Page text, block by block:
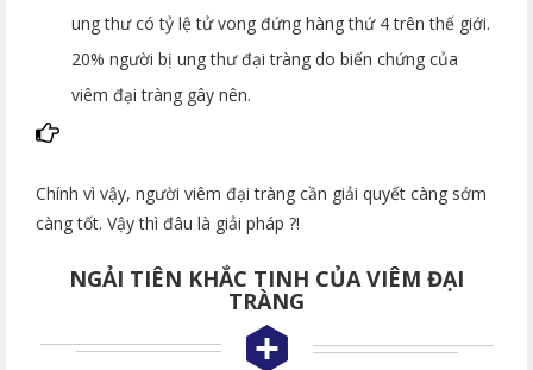
ung thư có tỷ lệ tử vong đứng hàng thứ 4 trên thế giới.
20% người bị ung thư đại tràng do biến chứng của
viêm đại tràng gây nên.
Chính vì vậy, người viêm đại tràng cần giải quyết càng sớm
càng tốt. Vậy thì đâu là giải pháp ?!
NGẢI TIÊN KHẮC TINH CỦA VIÊM ĐẠI
TRÀNG